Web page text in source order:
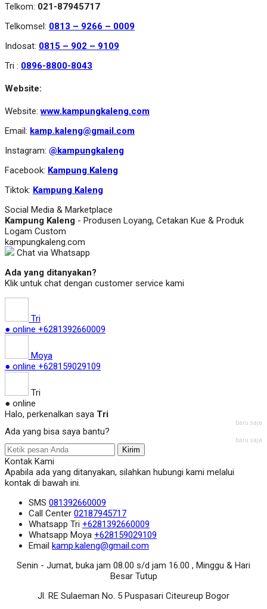
Telkom: 021-87945717
Telkomsel: 0813 – 9266 – 0009
Indosat: 0815 – 902 – 9109
Tri : 0896-8800-8043
Website:
Website:www.kampungkaleng.com
Email: kamp.kaleng@gmail.com
Instagram: @kampungkaleng
Facebook: Kampung Kaleng
Tiktok: Kampung Kaleng
Social Media & Marketplace
Kampung Kaleng - Produsen Loyang, Cetakan Kue & Produk
Logam Custom
kampungkaleng.com
Chat via Whatsapp
Ada yang ditanyakan?
Klik untuk chat dengan customer service kami
Tri
● online +6281392660009
Moya
● online +628159029109
Tri
● online
Halo, perkenalkan saya Tri
baru saja
Ada yang bisa saya bantu?
baru saja
Kirim
Kontak Kami
Apabila ada yang ditanyakan, silahkan hubungi kami melalui
kontak di bawah ini.
SMS 081392660009
Call Center 02187945717
Whatsapp Tri +6281392660009
Whatsapp Moya +628159029109
Email kamp.kaleng@gmail.com
Senin - Jumat, buka jam 08.00 s/d jam 16.00 , Minggu & Hari
Besar Tutup
Jl. RE Sulaeman No. 5 Puspasari Citeureup Bogor